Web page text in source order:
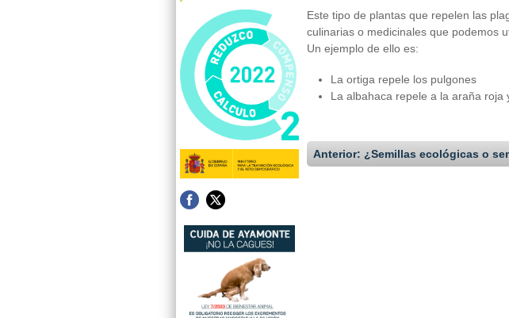
Este tipo de plantas que repelen las
culinarias o medicinales que podemos
Un ejemplo de ello es:
La ortiga repele los pulgones
La albahaca repele a la araña roja
Anterior: ¿Semillas ecológicas o